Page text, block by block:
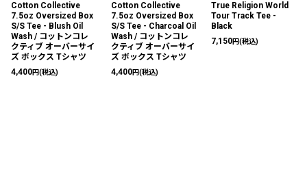
Cotton Collective
7.5oz Oversized Box
S/S Tee - Blush Oil
Wash / コットンコレ
クティブ オーバーサイ
ズ ボックス Tシャツ
4,400円(税込)
Cotton Collective
7.5oz Oversized Box
S/S Tee - Charcoal Oil
Wash / コットンコレ
クティブ オーバーサイ
ズ ボックス Tシャツ
4,400円(税込)
True Religion World
Tour Track Tee -
Black
7,150円(税込)